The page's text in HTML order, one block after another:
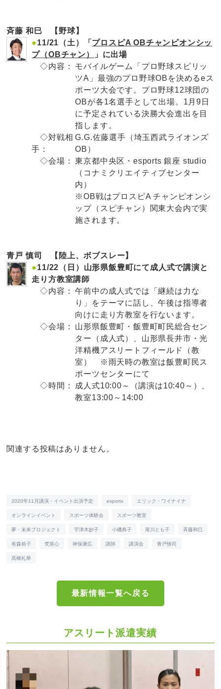
斉藤 和巳 【野球】
●11/21（土）「 プロスピA OBチャンピオンシッ
プ（OBチャン）
」に出場
◇内容：
モバイルゲーム「プロ野球スピリッ
ツA」最強のプロ野球OBを決めるeス
ポーツ大会です。プロ野球12球団の
OBが各1名選手として出場。1月9日
に予定されている決勝大会進出を目
指します。
◇対戦相
手：
G.G.佐藤選手（埼玉西武ライオンズ
OB）
◇会場：
東京都中央区・esports 銀座 studio
（コナミクリエイティブセンター
内）
※OB戦はプロスピA チャンピオンシ
ップ（スピチャン）関東大会内で実
施されます。
青戸 慎司 【陸上、ボブスレー】
●11/22（日）山形県飯豊町にて成人式で講演と
走り方教室講師
◇内容：
午前中の成人式では「継続は力な
り」をテーマに話し、午後は指導者
向けに走り方教室を行ないます。
◇会場：
山形県飯豊町・飯豊町町民総合セン
ター（成人式）、山形県長井市・光
洋精機アスリートフィールド（教
室） ※雨天時の教室は飯豊町民ス
ポーツセンターにて
◇時間：
成人式10:00～（講演は10:40～）、
教室13:00～14:00
関連する投稿はありません。
2020年11月講演・イベント出演予定 esports エリック・ワイナイナ
オンラインイベント スポーツ体験会 スポーツ教室
夢・未来プロジェクト 宇津木妙子 小磯典子 尾川とも子 斉藤和巳
有森裕子 梵英心 神保康広 講師 講演会 青戸慎司
髙橋礼華
最新情報一覧へ戻る
アスリート派遣実績